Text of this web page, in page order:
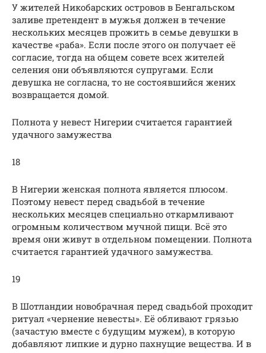
У жителей Никобарских островов в Бенгальском
заливе претендент в мужья должен в течение
нескольких месяцев прожить в семье девушки в
качестве «раба». Если после этого он получает её
согласие, тогда на общем совете всех жителей
селения они объявляются супругами. Если
девушка не согласна, то не состоявшийся жених
возвращается домой.
Полнота у невест Нигерии считается гарантией
удачного замужества
18
В Нигерии женская полнота является плюсом.
Поэтому невест перед свадьбой в течение
нескольких месяцев специально откармливают
огромным количеством мучной пищи. Всё это
время они живут в отдельном помещении. Полнота
считается гарантией удачного замужества.
19
В Шотландии новобрачная перед свадьбой проходит
ритуал «чернение невесты». Её обливают грязью
(зачастую вместе с будущим мужем), в которую
добавляют липкие и дурно пахнущие вещества. И в